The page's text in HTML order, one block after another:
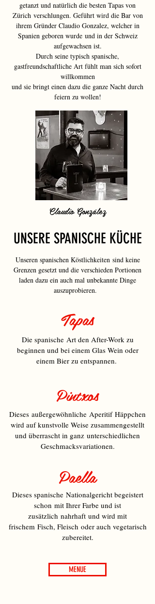
getanzt und natürlich die besten Tapas von
Zürich verschlungen. Geführt wird die Bar von
ihrem Gründer Claudio Gonzalez, welcher in
Spanien geboren wurde und in der Schweiz
aufgewachsen ist.
Durch seine typisch spanische,
gastfreundschaftliche Art fühlt man sich sofort
willkommen
und sie bringt einen dazu die ganze Nacht durch
feiern zu wollen!
Claudio González
UNSERE SPANISCHE KÜCHE
Unseren spanischen Köstlichkeiten sind keine
Grenzen gesetzt und die verschieden Portionen
laden dazu ein auch mal unbekannte Dinge
auszuprobieren.
Tapas
Die spanische Art den After-Work zu
beginnen und bei einem Glas Wein oder
einem Bier zu entspannen.
Pintxos
Dieses außergewöhnliche AperitifHäppchen
wird auf kunstvolle Weise zusammengestellt
und überrascht in ganz unterschiedlichen
Geschmacksvariationen.
Paella
Dieses spanische Nationalgericht begeistert
schon mit Ihrer Farbe und ist
zusätzlich nahrhaft und wird mit
frischem Fisch, Fleisch oder auch vegetarisch
zubereitet.
MENUE